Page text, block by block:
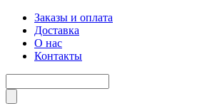
Заказы и оплата
Доставка
О нас
Контакты